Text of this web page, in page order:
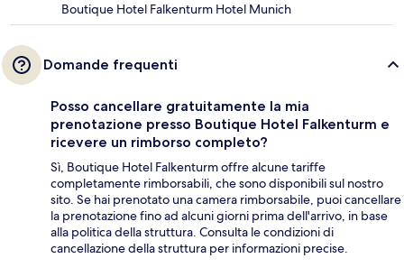
Boutique Hotel Falkenturm Hotel Munich
Domande frequenti
Posso cancellare gratuitamente la mia
prenotazione presso Boutique Hotel Falkenturm e
ricevere un rimborso completo?
Sì, Boutique Hotel Falkenturm offre alcune tariffe
completamente rimborsabili, che sono disponibili sul nostro
sito. Se hai prenotato una camera rimborsabile, puoi cancellare
la prenotazione fino ad alcuni giorni prima dell'arrivo, in base
alla politica della struttura. Consulta le condizioni di
cancellazione della struttura per informazioni precise.